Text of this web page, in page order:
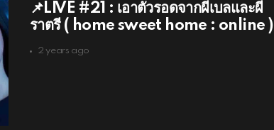
📌LIVE #21 : เอาตัวรอดจากผีเบลและผี
ราตรี ( home sweet home : online )
2 years ago